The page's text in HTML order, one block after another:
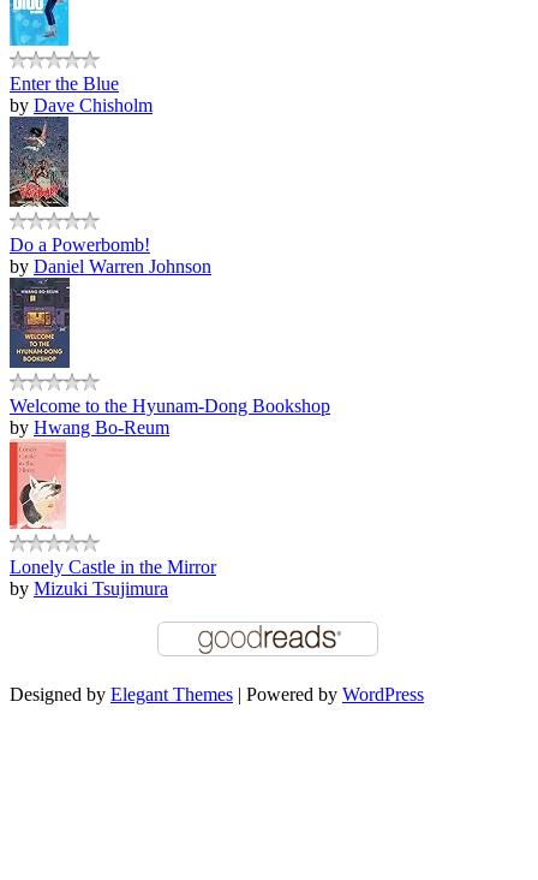
Enter the Blue
by Dave Chisholm
Do a Powerbomb!
by Daniel Warren Johnson
Welcome to the Hyunam-Dong Bookshop
by Hwang Bo-Reum
Lonely Castle in the Mirror
by Mizuki Tsujimura
Designed by Elegant Themes | Powered by WordPress